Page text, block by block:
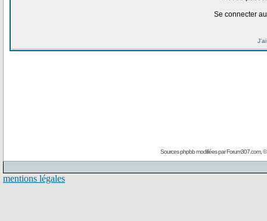
Se connecter
Sources phpbb modifiées parForum307.com, ©
mentions légales